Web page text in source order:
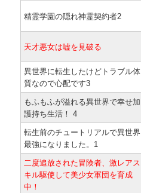
精霊学園の隠れ神霊契約者2
天才悪女は嘘を見破る
異世界に転生したけどトラブル体
質なので心配です3
もふもふが溢れる異世界で幸せ加
護持ち生活！ 4
転生前のチュートリアルで異世界
最強になりました。1
二度追放された冒険者、激レアス
キル駆使して美少女軍団を育成
中！